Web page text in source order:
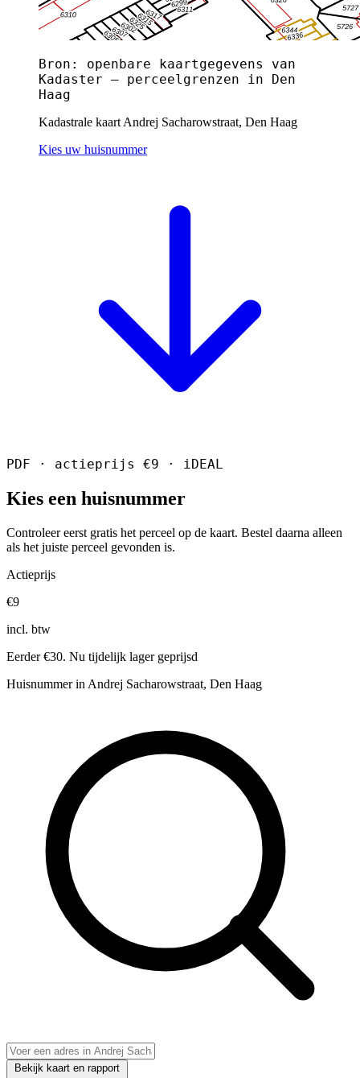
Bron: openbare kaartgegevens van
Kadaster — perceelgrenzen in Den
Haag
Kadastrale kaart Andrej Sacharowstraat, Den Haag
Kies uw huisnummer
PDF · actieprijs €9 · iDEAL
Kies een huisnummer
Controleer eerst gratis het perceel op de kaart. Bestel daarna alleen
als het juiste perceel gevonden is.
Actieprijs
€9
incl. btw
Eerder €30. Nu tijdelijk lager geprijsd
Huisnummer in Andrej Sacharowstraat, Den Haag
Bekijk kaart en rapport